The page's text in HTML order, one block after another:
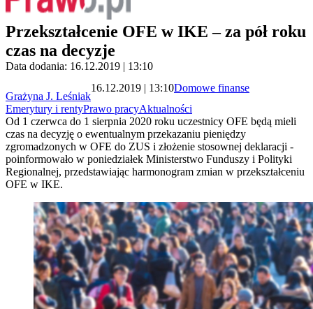
Przekształcenie OFE w IKE – za pół roku
czas na decyzje
Data dodania: 16.12.2019 | 13:10
Grażyna J. Leśniak
16.12.2019 | 13:10Domowe finanse
Emerytury i rentyPrawo pracyAktualności
Od 1 czerwca do 1 sierpnia 2020 roku uczestnicy OFE będą mieli
czas na decyzję o ewentualnym przekazaniu pieniędzy
zgromadzonych w OFE do ZUS i złożenie stosownej deklaracji -
poinformowało w poniedziałek Ministerstwo Funduszy i Polityki
Regionalnej, przedstawiając harmonogram zmian w przekształceniu
OFE w IKE.